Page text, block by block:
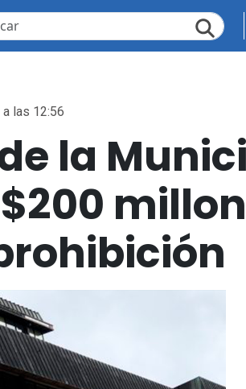
las 12:56
la